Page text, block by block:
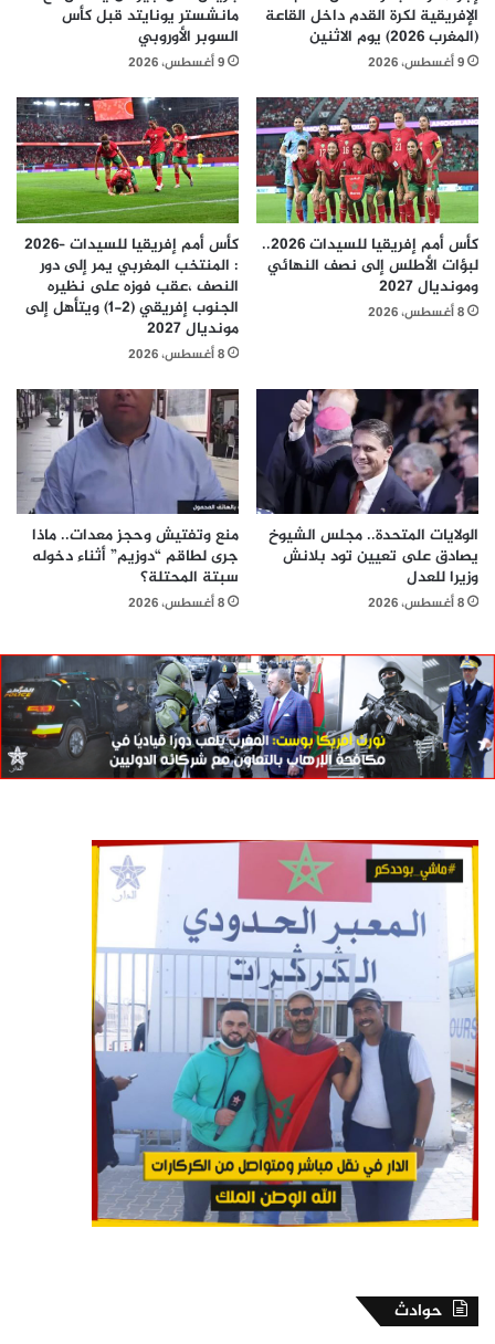
الإفريقية لكرة القدم داخل القاعة
(المغرب 2026) يوم الاثنين
9 أغسطس، 2026
مانشستر يونايتد قبل كأس
السوبر الأوروبي
9 أغسطس، 2026
كأس أمم إفريقيا للسيدات 2026..
لبؤات الأطلس إلى نصف النهائي
ومونديال 2027
8 أغسطس، 2026
كأس أمم إفريقيا للسيدات –2026
: المنتخب المغربي يمر إلى دور
النصف ،عقب فوزه على نظيره
الجنوب إفريقي (2-1) ويتأهل إلى
مونديال 2027
8 أغسطس، 2026
الولايات المتحدة.. مجلس الشيوخ
يصادق على تعيين تود بلانش
وزيرا للعدل
8 أغسطس، 2026
منع وتفتيش وحجز معدات.. ماذا
جرى لطاقم “دوزيم” أثناء دخوله
سبتة المحتلة؟
8 أغسطس، 2026
حوادث